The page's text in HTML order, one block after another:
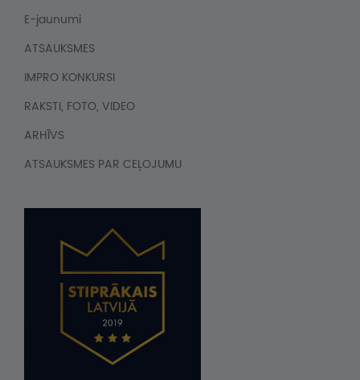
E-jaunumi
ATSAUKSMES
IMPRO KONKURSI
RAKSTI, FOTO, VIDEO
ARHĪVS
ATSAUKSMES PAR CEĻOJUMU